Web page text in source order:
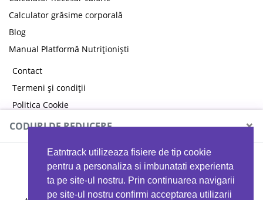
Eatntrack utilizeaza fisiere de tip cookie
pentru a personaliza si imbunatati experienta
ta pe site-ul nostru. Prin continuarea navigarii
pe site-ul nostru confirmi acceptarea utilizarii
Calculator grăsime corporală
Blog
Manual Platformă Nutriționiști
Contact
Termeni și condiții
Politica Cookie
Politica de confidențialitate
CODURI DE REDUCERE ×
MYPROTEIN